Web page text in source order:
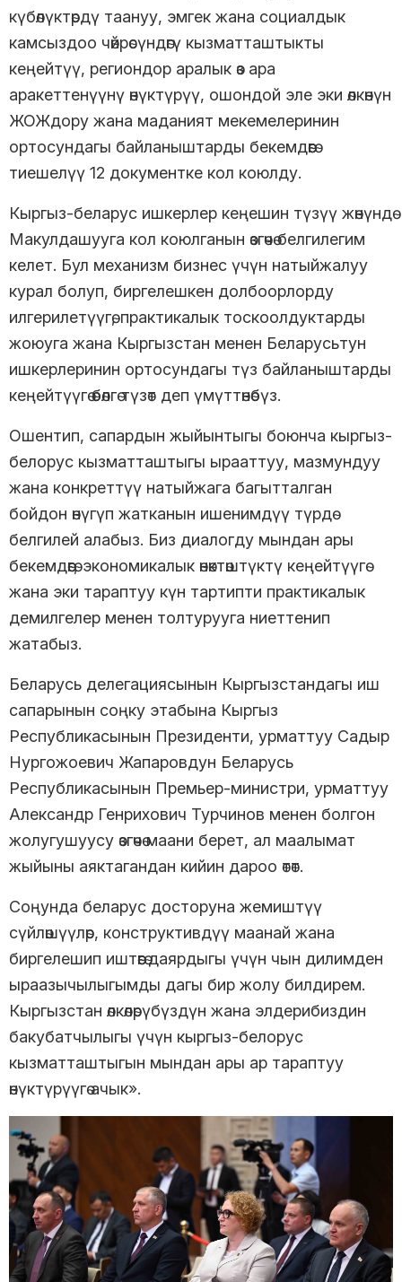
күбөлүктөрдү таануу, эмгек жана социалдык
камсыздоо чөйрөсүндөгү кызматташтыкты
кеңейтүү, региондор аралык өз ара
аракеттенүүнү өнүктүрүү, ошондой эле эки өлкөнүн
ЖОЖдору жана маданият мекемелеринин
ортосундагы байланыштарды бекемдөөгө
тиешелүү 12 документке кол коюлду.
Кыргыз-беларус ишкерлер кеңешин түзүү жөнүндө
Макулдашууга кол коюлганын өзгөчө белгилегим
келет. Бул механизм бизнес үчүн натыйжалуу
курал болуп, биргелешкен долбоорлорду
илгерилетүүгө, практикалык тоскоолдуктарды
жоюуга жана Кыргызстан менен Беларусьтун
ишкерлеринин ортосундагы түз байланыштарды
кеңейтүүгө өбөлгө түзөт деп үмүттөнөбүз.
Ошентип, сапардын жыйынтыгы боюнча кыргыз-
белорус кызматташтыгы ырааттуу, мазмундуу
жана конкреттүү натыйжага багытталган
бойдон өнүгүп жатканын ишенимдүү түрдө
белгилей алабыз. Биз диалогду мындан ары
бекемдөөгө, экономикалык өнөктөштүктү кеңейтүүгө
жана эки тараптуу күн тартипти практикалык
демилгелер менен толтурууга ниеттенип
жатабыз.
Беларусь делегациясынын Кыргызстандагы иш
сапарынын соңку этабына Кыргыз
Республикасынын Президенти, урматтуу Садыр
Нургожоевич Жапаровдун Беларусь
Республикасынын Премьер-министри, урматтуу
Александр Генрихович Турчинов менен болгон
жолугушуусу өзгөчө маани берет, ал маалымат
жыйыны аяктагандан кийин дароо өтөт.
Соңунда беларус досторуна жемиштүү
сүйлөшүүлөр, конструктивдүү маанай жана
биргелешип иштөөгө даярдыгы үчүн чын дилимден
ыраазычылыгымды дагы бир жолу билдирем.
Кыргызстан өлкөлөрүбүздүн жана элдерибиздин
бакубатчылыгы үчүн кыргыз-белорус
кызматташтыгын мындан ары ар тараптуу
өнүктүрүүгө ачык».